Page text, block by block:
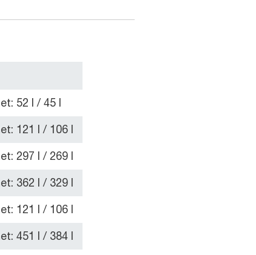
52 l / 45 l
121 l / 106 l
297 l / 269 l
362 l / 329 l
121 l / 106 l
451 l / 384 l